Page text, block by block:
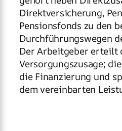
Direktversicherung,
Pensionsfonds zu den
Durchführungswegen
Der Arbeitgeber erteilt
Versorgungszusage;
die Finanzierung und
dem vereinbarten